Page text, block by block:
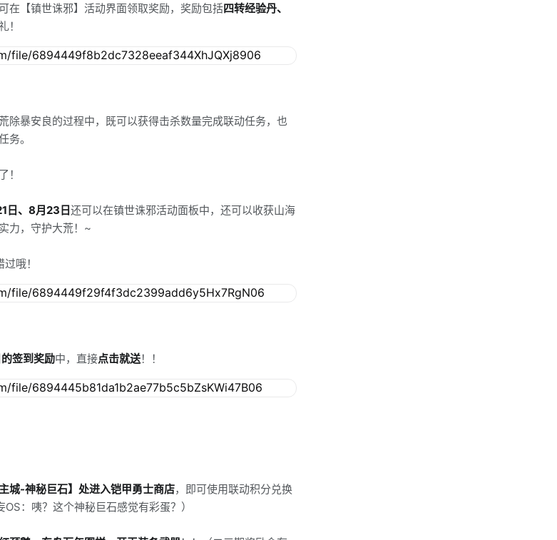
在【镇世诛邪】活动界面领取奖励，奖励包括四转经验丹、
！
除暴安良的过程中，既可以获得击杀数量完成联动任务，也
务。
了！
日、8月23日还可以在镇世诛邪活动面板中，还可以收获山海
力，守护大荒！~
哦！
签到奖励中，直接点击就送！！
主城-神秘巨石】处进入铠甲勇士商店，即可使用联动积分兑换
：咦？这个神秘巨石感觉有彩蛋？）